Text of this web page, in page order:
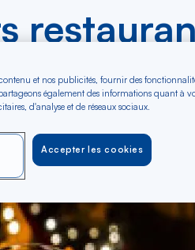
et nos publicités, fournir des
également des informations quant à
d'analyse et de réseaux sociaux.
Accepter les cookies